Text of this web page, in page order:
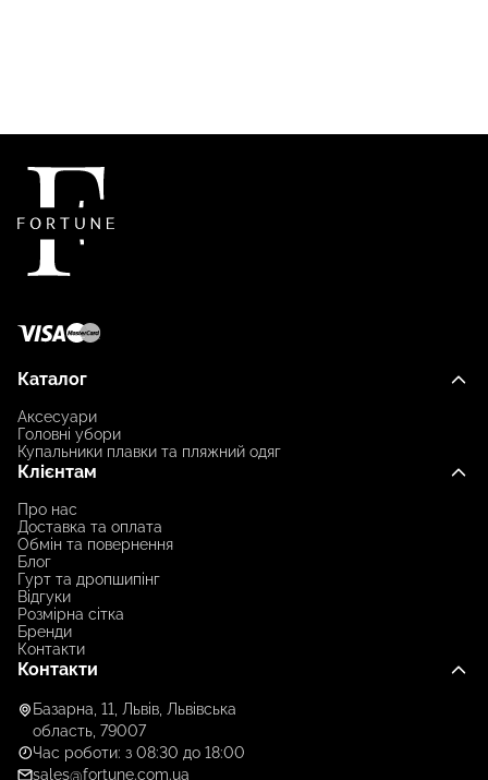
Каталог
Аксесуари
Головні убори
Купальники плавки та пляжний одяг
Клієнтам
Про нас
Доставка та оплата
Обмін та повернення
Блог
Гурт та дропшипінг
Відгуки
Розмірна сітка
Бренди
Контакти
Контакти
Базарна, 11, Львів, Львівська
область, 79007
Час роботи: з 08:30 до 18:00
sales@fortune.com.ua